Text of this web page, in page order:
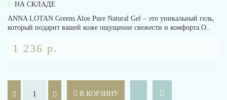
НА СКЛАДЕ
ANNA LOTAN Greens Aloe Pure Natural Gel – это уникальный гель,
который подарит вашей коже ощущение свежести и комфорта.О..
1 236 р.
В КОРЗИНУ